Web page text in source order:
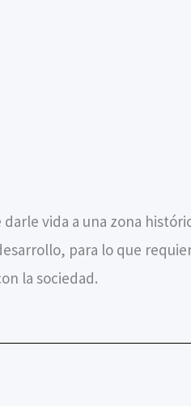
vida a una zona
para lo que
la sociedad.